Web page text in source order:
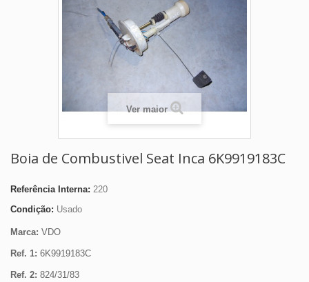
Ver maior
Boia de Combustivel Seat Inca 6K9919183C
Referência Interna: 220
Condição: Usado
Marca: VDO
Ref. 1: 6K9919183C
Ref. 2: 824/31/83